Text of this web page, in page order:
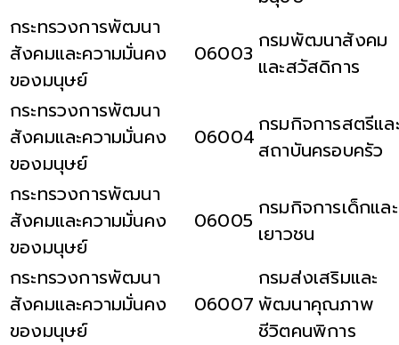
กระทรวงการพัฒนา
สังคมและความมั่นคง
ของมนุษย์
06003 กรมพัฒนาสังคม
และสวัสดิการ
กระทรวงการพัฒนา
สังคมและความมั่นคง
ของมนุษย์
06004 กรมกิจการสตรีแล
สถาบันครอบครัว
กระทรวงการพัฒนา
สังคมและความมั่นคง
ของมนุษย์
06005 กรมกิจการเด็กและ
เยาวชน
กระทรวงการพัฒนา
สังคมและความมั่นคง
ของมนุษย์
06007
กรมส่งเสริมและ
พัฒนาคุณภาพ
ชีวิตคนพิการ